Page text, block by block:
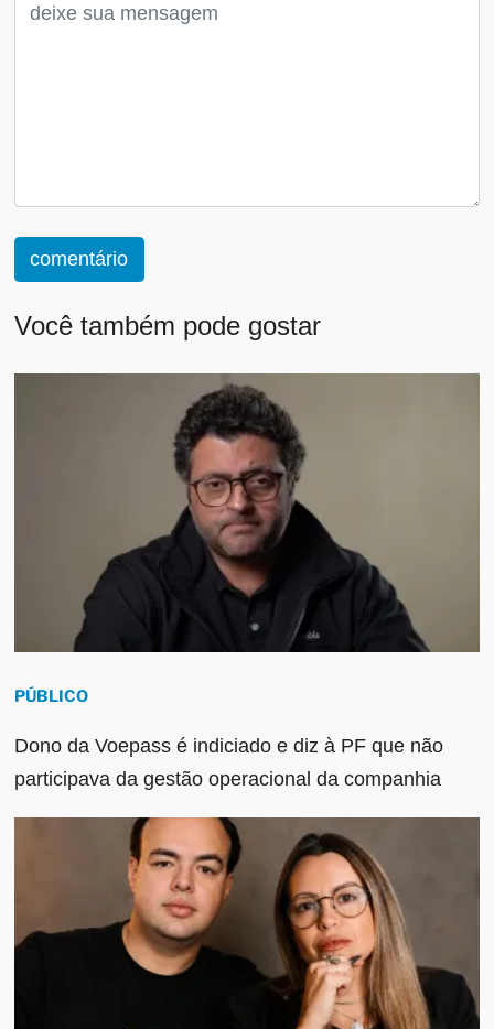
comentário
Você também pode gostar
PÚBLICO
Dono da Voepass é indiciado e diz à PF que não
participava da gestão operacional da companhia